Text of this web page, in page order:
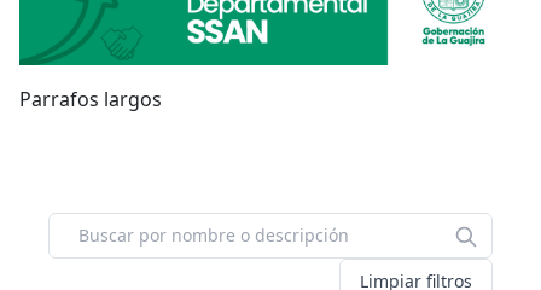
Parrafos largos
Limpiar filtros